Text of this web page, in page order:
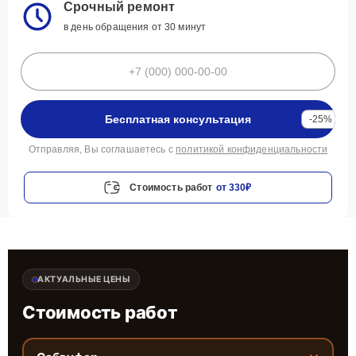
Срочный ремонт
в день обращения от 30 минут
Бесплатная консультация -25%
Отправляя, Вы соглашаетесь с политикой конфиденциальности
Стоимость работ от 330₽
АКТУАЛЬНЫЕ ЦЕНЫ
Стоимость работ